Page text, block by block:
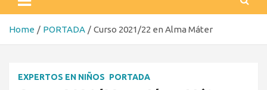
Home PORTADA Curso 2021/22 en Alma Máter
EXPERTOS EN NIÑOS PORTADA